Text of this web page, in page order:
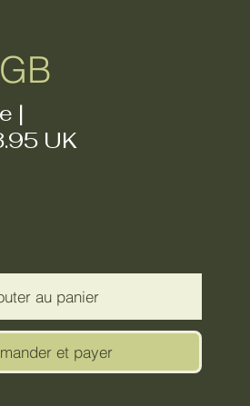
|
UK
au panier
et payer